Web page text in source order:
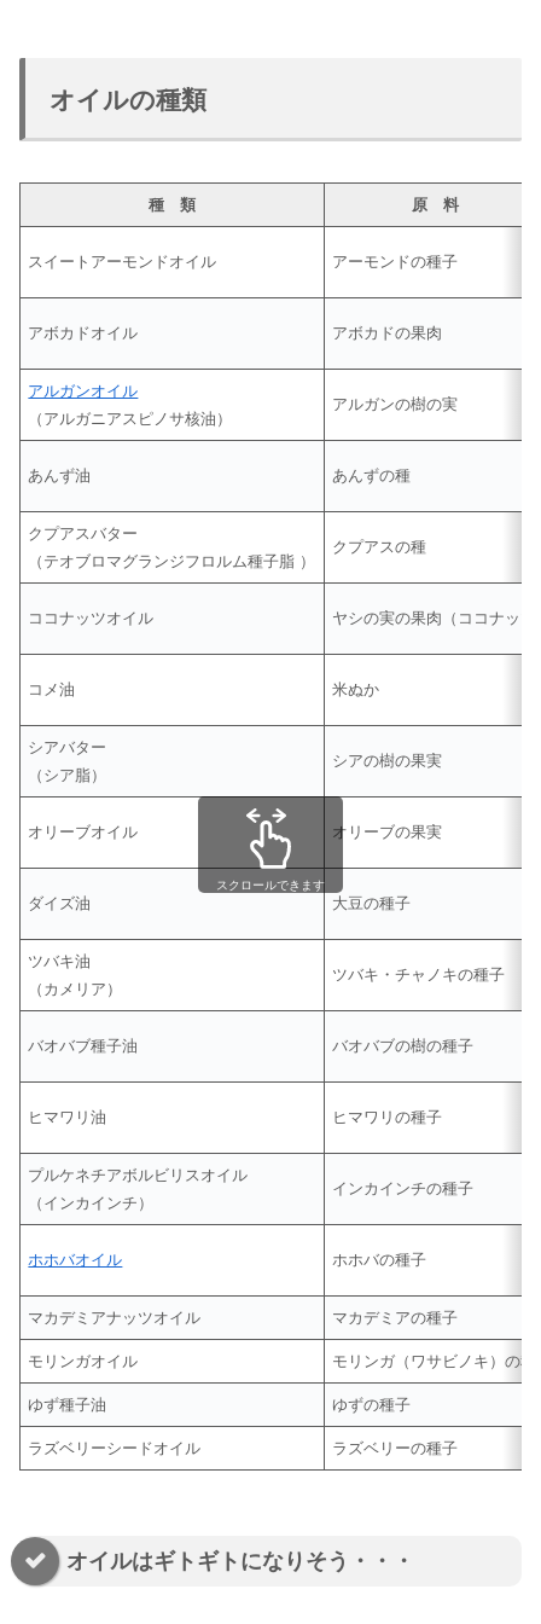
オイルの種類
種 類 原 料
スイートアーモンドオイル アーモンドの種子
アボカドオイル アボカドの果肉
アルガンオイル
（アルガニアスピノサ核油）
アルガンの樹の実
あんず油 あんずの種
クプアスバター
（テオブロマグランジフロルム種子脂 ）
クプアスの種
ココナッツオイル ヤシの実の果肉（ココナッツ
コメ油 米ぬか
シアバター
（シア脂）
シアの樹の果実
オリーブオイル オリーブの果実
ダイズ油 大豆の種子
ツバキ油
（カメリア）
ツバキ・チャノキの種子
バオバブ種子油 バオバブの樹の種子
ヒマワリ油 ヒマワリの種子
プルケネチアボルビリスオイル
（インカインチ）
インカインチの種子
ホホバオイル ホホバの種子
マカデミアナッツオイル マカデミアの種子
モリンガオイル モリンガ（ワサビノキ）の種
ゆず種子油 ゆずの種子
ラズベリーシードオイル ラズベリーの種子
スクロールできます
オイルはギトギトになりそう・・・